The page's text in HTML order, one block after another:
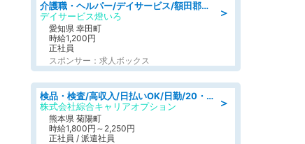
＞
介護職・ヘルパー/デイサービス/額田郡幸田町/JR東海道本線 幸田/愛知県
デイサービス燈いろ
愛知県 幸田町
時給1,200円
正社員
スポンサー：求人ボックス
＞
検品・検査/高収入/日払いOK/日勤/20・30・40代活躍中/製造 工場
株式会社綜合キャリアオプション
熊本県 菊陽町
時給1,800円～2,250円
正社員 / 派遣社員